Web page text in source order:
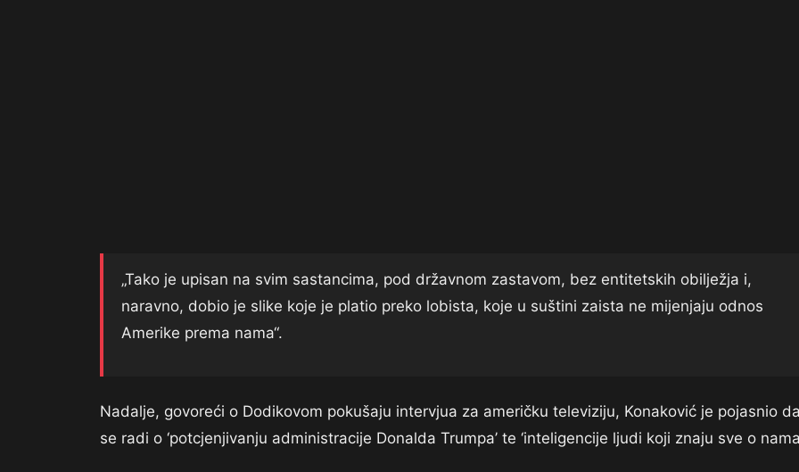
„Tako je upisan na svim sastancima, pod državnom zastavom, bez entitetskih obilježja i,
naravno, dobio je slike koje je platio preko lobista, koje u suštini zaista ne mijenjaju odnos
Amerike prema nama“.
Nadalje, govoreći o Dodikovom pokušaju intervjua za američku televiziju, Konaković je pojasnio
se radi o ‘potcjenjivanju administracije Donalda Trumpa’ te ‘inteligencije ljudi koji znaju sve o